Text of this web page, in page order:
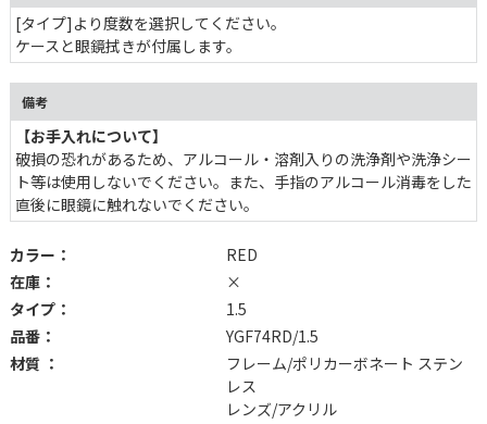
[タイプ]より度数を選択してください。
ケースと眼鏡拭きが付属します。
備考
【お手入れについて】
破損の恐れがあるため、アルコール・溶剤入りの洗浄剤や洗浄シー
ト等は使用しないでください。また、手指のアルコール消毒をした
直後に眼鏡に触れないでください。
カラー：
RED
在庫：
×
タイプ：
1.5
品番：
YGF74RD/1.5
材質 ：
フレーム/ポリカーボネート ステン
レス
レンズ/アクリル